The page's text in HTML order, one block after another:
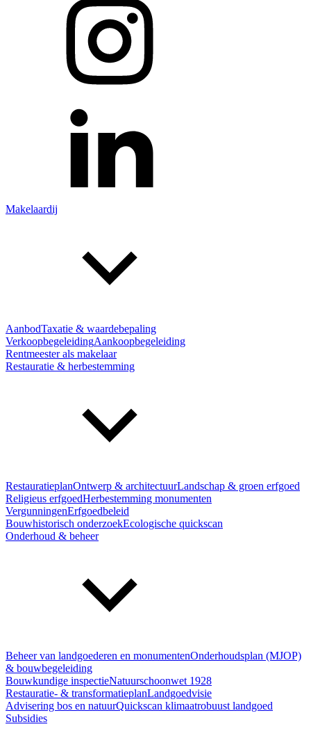
Makelaardij
AanbodTaxatie & waardebepaling
VerkoopbegeleidingAankoopbegeleiding
Rentmeester als makelaar
Restauratie & herbestemming
RestauratieplanOntwerp & architectuurLandschap & groen erfgoed
Religieus erfgoedHerbestemming monumenten
VergunningenErfgoedbeleid
Bouwhistorisch onderzoekEcologische quickscan
Onderhoud & beheer
Beheer van landgoederen en monumentenOnderhoudsplan (MJOP)
& bouwbegeleiding
Bouwkundige inspectieNatuurschoonwet 1928
Restauratie- & transformatieplanLandgoedvisie
Advisering bos en natuurQuickscan klimaatrobuust landgoed
Subsidies